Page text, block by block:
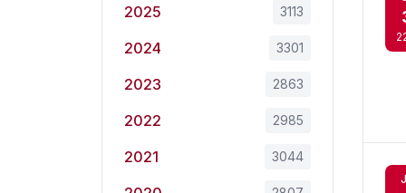
2025 3113
2024 3301
2023 2863
2022 2985
2021 3044